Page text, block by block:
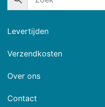
Levertijden
Verzendkosten
Over ons
Contact